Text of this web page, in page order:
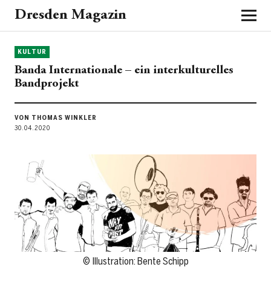
Dresden Magazin
KULTUR
Banda Internationale – ein interkulturelles
Bandprojekt
VON THOMAS WINKLER
30.04.2020
© Illustration: Bente Schipp